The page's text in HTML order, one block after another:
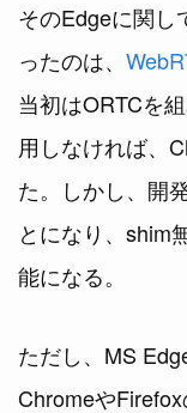
そのEdgeに関し
ったのは、
当初はORTCを
用しなければ、
た。しかし、開
とになり、shim
能になる。
ただし、MS
Chromeや